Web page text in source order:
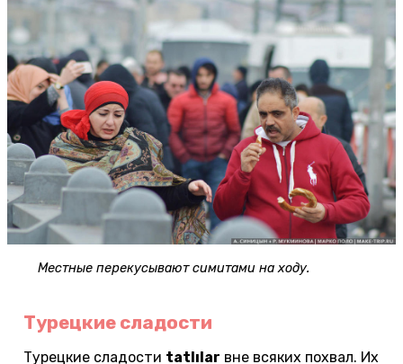
Местные перекусывают симитами на ходу.
Турецкие сладости
Турецкие сладости tatlılar вне всяких похвал. Их